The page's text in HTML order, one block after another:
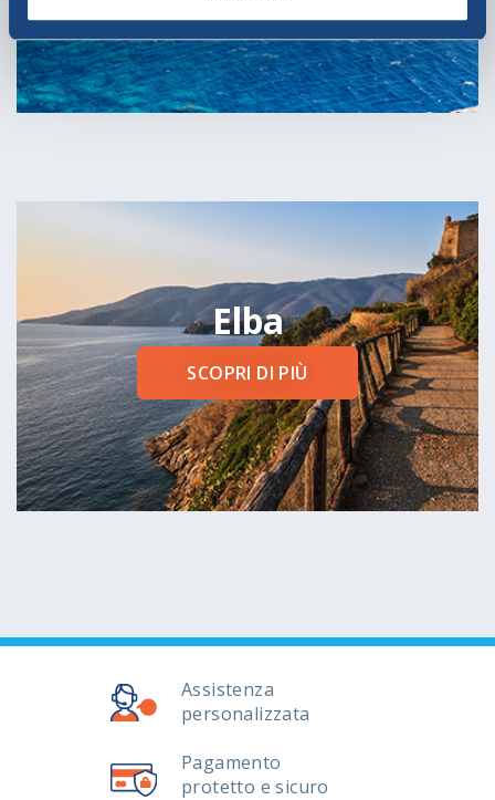
Elba
SCOPRI DI PIÙ
Assistenza
personalizzata
Pagamento
protetto e sicuro